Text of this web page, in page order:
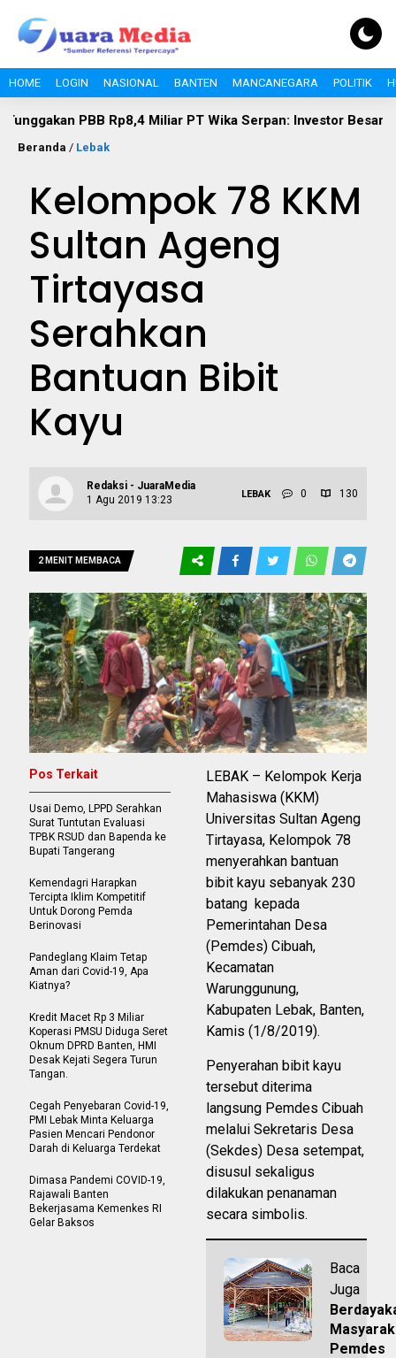
HOME LOGIN NASIONAL BANTEN MANCANEGARA POLITIK
PBB Rp8,4 Miliar PT Wika Serpan: Investor Besar Tak Boleh
Beranda / Lebak
Kelompok 78 KKM
Sultan Ageng
Tirtayasa
Serahkan
Bantuan Bibit
Kayu
Redaksi - JuaraMedia
1 Agu 2019 13:23
LEBAK 0 130
2 MENIT MEMBACA
LEBAK – Kelompok Kerja
Mahasiswa (KKM)
Universitas Sultan Ageng
Tirtayasa, Kelompok 78
menyerahkan bantuan
bibit kayu sebanyak 230
batang kepada
Pemerintahan Desa
(Pemdes) Cibuah,
Kecamatan
Warunggunung,
Kabupaten Lebak, Banten,
Kamis (1/8/2019).
Penyerahan bibit kayu
tersebut diterima
langsung Pemdes Cibuah
melalui Sekretaris Desa
(Sekdes) Desa setempat,
disusul sekaligus
dilakukan penanaman
secara simbolis.
Baca
Juga
Pemdes
Pos Terkait
Usai Demo, LPPD Serahkan
Surat Tuntutan Evaluasi
TPBK RSUD dan Bapenda ke
Bupati Tangerang
Kemendagri Harapkan
Tercipta Iklim Kompetitif
Untuk Dorong Pemda
Berinovasi
Pandeglang Klaim Tetap
Aman dari Covid-19, Apa
Kiatnya?
Kredit Macet Rp 3 Miliar
Koperasi PMSU Diduga Seret
Oknum DPRD Banten, HMI
Desak Kejati Segera Turun
Tangan.
Cegah Penyebaran Covid-19,
PMI Lebak Minta Keluarga
Pasien Mencari Pendonor
Darah di Keluarga Terdekat
Dimasa Pandemi COVID-19,
Rajawali Banten
Bekerjasama Kemenkes RI
Gelar Baksos